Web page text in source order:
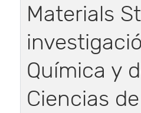
Materials
Química y
Ciencias